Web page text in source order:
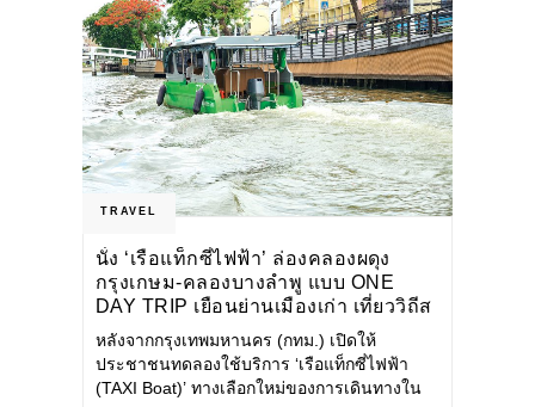
TRAVEL
นั่ง ‘เรือแท็กซี่ไฟฟ้า’ ล่องคลองผดุง
กรุงเกษม-คลองบางลำพู แบบ ONE
DAY TRIP เยือนย่านเมืองเก่า เที่ยววิถีส
โลว์ไลฟ์แบบรักษ์โลก
หลังจากกรุงเทพมหานคร (กทม.) เปิดให้
ประชาชนทดลองใช้บริการ ‘เรือแท็กซี่ไฟฟ้า
(TAXI Boat)’ ทางเลือกใหม่ของการเดินทางใน